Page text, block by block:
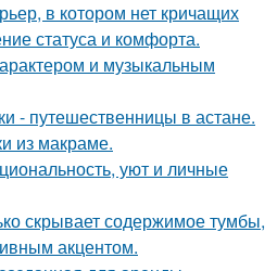
в котором нет кричащих
статуса и комфорта.
и музыкальным
- путешественницы в астане.
из макраме.
уют и личные
скрывает содержимое тумбы,
акцентом.